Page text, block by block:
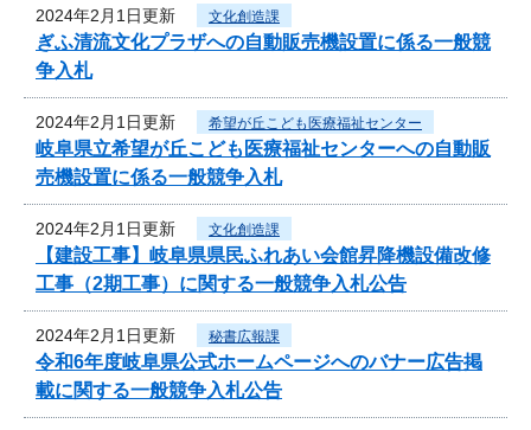
2024年2月1日更新 文化創造課
ぎふ清流文化プラザへの自動販売機設置に係る一般競
争入札
2024年2月1日更新 希望が丘こども医療福祉センター
岐阜県立希望が丘こども医療福祉センターへの自動販
売機設置に係る一般競争入札
2024年2月1日更新 文化創造課
【建設工事】岐阜県県民ふれあい会館昇降機設備改修
工事（2期工事）に関する一般競争入札公告
2024年2月1日更新 秘書広報課
令和6年度岐阜県公式ホームページへのバナー広告掲
載に関する一般競争入札公告